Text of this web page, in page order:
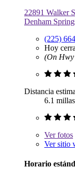
22891 Walker
Denham
(225)
Hoy
(On Hwy
Distancia
6.1 millas
Verfotos
Ver sitio
Horario